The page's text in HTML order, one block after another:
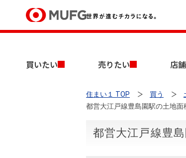
買いたい 売りたい 店
買いたいTOP
売りたいTOP
店舗案内TOP
会社情報TOP
採用情報TOP
売りたい
住まい１ TOP 買う
都営大江戸線豊島園駅の土地
都営大江戸線豊